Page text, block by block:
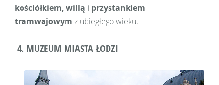
kościółkiem, willą i przystankiem
tramwajowym z ubiegłego wieku.
4. MUZEUM MIASTA ŁODZI